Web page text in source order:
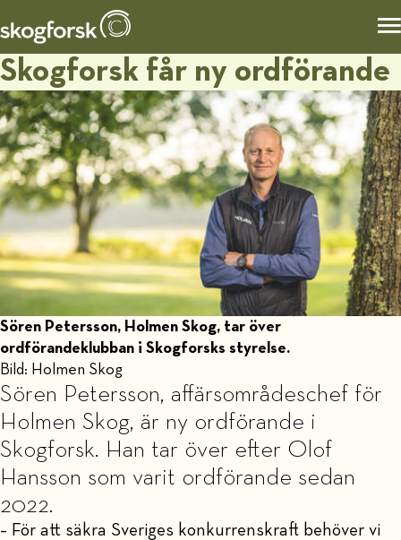
Skogforsk får ny ordförande
Sören Petersson, Holmen Skog, tar över
ordförandeklubban i Skogforsks styrelse.
Bild: Holmen Skog
Sören Petersson, affärsområdeschef för
Holmen Skog, är ny ordförande i
Skogforsk. Han tar över efter Olof
Hansson som varit ordförande sedan
2022.
– För att säkra Sveriges konkurrenskraft behöver vi